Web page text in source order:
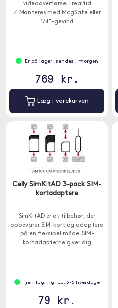
videooverførsel i realtid
✓ Monteres med MagSafe eller
1/4"-gevind
Er på lager, sendes i morgen
769 kr.
Læg i varekurven
Celly SimKitAD 3-pack SIM-
kortadaptere
SimKitAD er et tilbehør, der
opbevarer SIM-kort og adaptere
på en fleksibel måde. SIM-
kortadapterne giver dig
Fjernlagring, ca. 3-8 hverdage
79 kr.